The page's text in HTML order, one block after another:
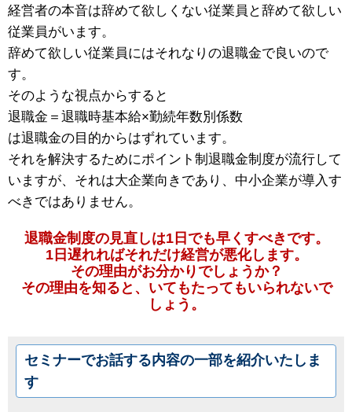
経営者の本音は辞めて欲しくない従業員と辞めて欲しい
従業員がいます。
辞めて欲しい従業員にはそれなりの退職金で良いので
す。
そのような視点からすると
退職金＝退職時基本給×勤続年数別係数
は退職金の目的からはずれています。
それを解決するためにポイント制退職金制度が流行して
いますが、それは大企業向きであり、中小企業が導入す
べきではありません。
退職金制度の見直しは1日でも早くすべきです。
1日遅れればそれだけ経営が悪化します。
その理由がお分かりでしょうか？
その理由を知ると、いてもたってもいられないで
しょう。
セミナーでお話する内容の一部を紹介いたしま
す